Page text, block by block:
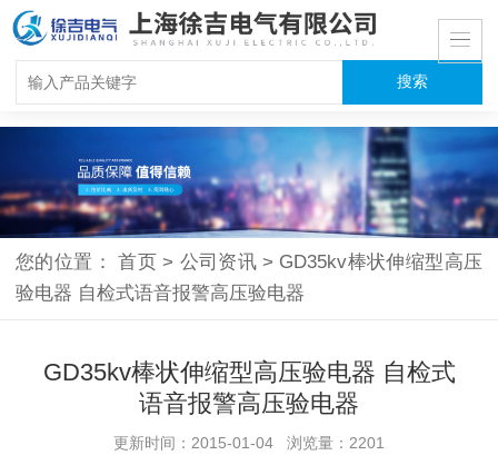
您的位置：首页 > 公司资讯 > GD35kv棒状伸缩型高压
验电器 自检式语音报警高压验电器
GD35kv棒状伸缩型高压验电器 自检式
语音报警高压验电器
更新时间：2015-01-04 浏览量：2201